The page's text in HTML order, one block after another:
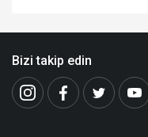
Bizi takip edin